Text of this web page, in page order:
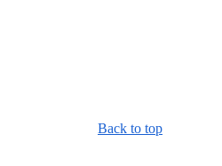
Back to top